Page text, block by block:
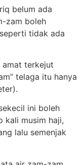
belum ada
zam boleh
tidak ada
amat terkejut
telaga itu hanya
ini boleh
kali musim haji,
lalu semenjak